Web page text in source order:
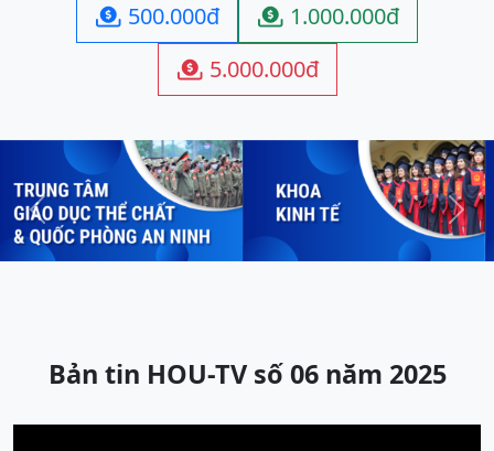
 500.000đ  1.000.000đ
 5.000.000đ
Previous Next
Bản tin HOU-TV số 06 năm 2025